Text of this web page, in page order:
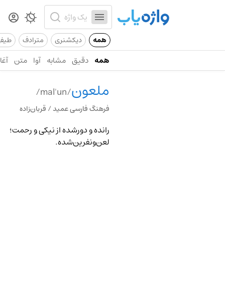
همه دیکشنری مترادف
همه دقیق مشابه آوا متن
ملعون/mal'un/
فرهنگ فارسی عمید / قربان‌زاده
رانده و دورشده از نیکی و رحمت؛
لعن‌ونفرین‌شده.